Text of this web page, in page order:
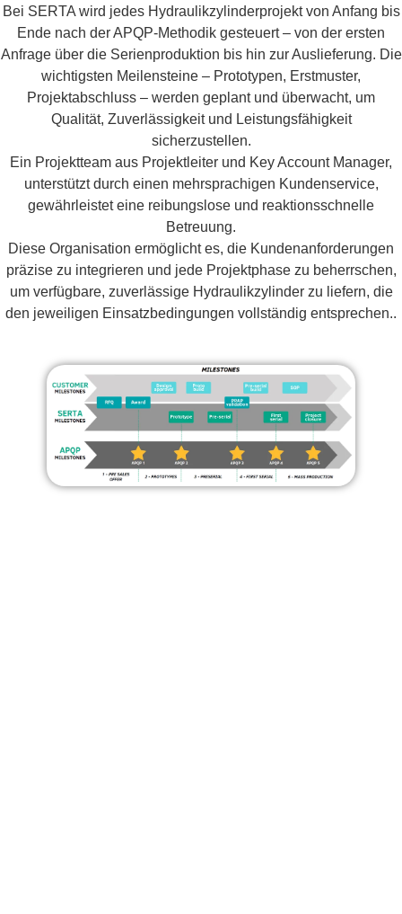
Bei SERTA wird jedes Hydraulikzylinderprojekt von Anfang bis
Ende nach der APQP‑Methodik gesteuert – von der ersten
Anfrage über die Serienproduktion bis hin zur Auslieferung. Die
wichtigsten Meilensteine – Prototypen, Erstmuster,
Projektabschluss – werden geplant und überwacht, um
Qualität, Zuverlässigkeit und Leistungsfähigkeit
sicherzustellen.
Ein Projektteam aus Projektleiter und Key Account Manager,
unterstützt durch einen mehrsprachigen Kundenservice,
gewährleistet eine reibungslose und reaktionsschnelle
Betreuung.
Diese Organisation ermöglicht es, die Kundenanforderungen
präzise zu integrieren und jede Projektphase zu beherrschen,
um verfügbare, zuverlässige Hydraulikzylinder zu liefern, die
den jeweiligen Einsatzbedingungen vollständig entsprechen..